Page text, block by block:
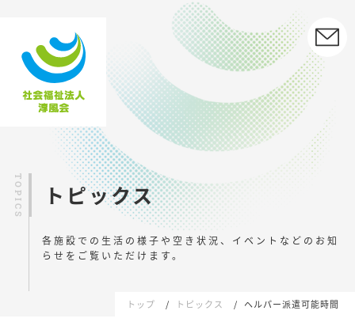
トピックス
各施設での生活の様子や空き状況、イベントなどの お知
らせをご覧いただけます。
トップ トピックス ヘルパー派遣可能時間